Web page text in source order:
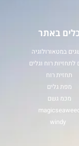
באתר
במטאורולוגיה
לתחזיות רוח וגלים
תחזית רוח
מפת גלים
מכמ גשם
windy